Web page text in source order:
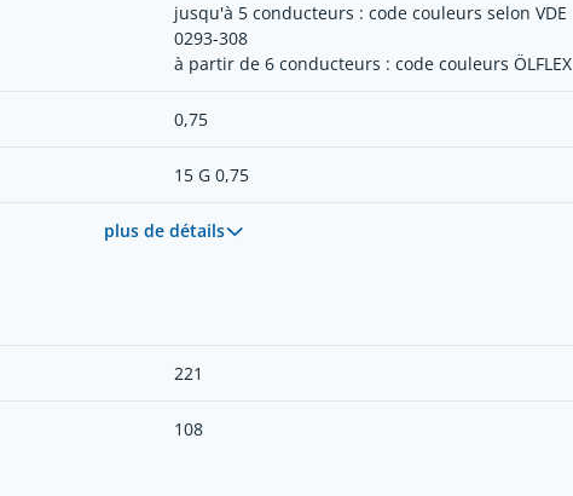
jusqu'à 5 conducteurs : code couleurs selon VDE
0293-308
à partir de 6 conducteurs : code couleurs ÖLFLEX
0,75
15 G 0,75
plus de détails
221
108